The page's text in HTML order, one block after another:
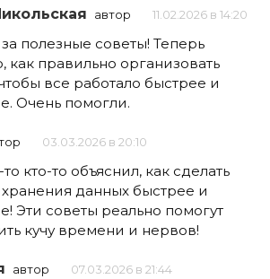
автор 11.02.2026 в 14:20
полезные советы! Теперь
как правильно организовать
все работало быстрее и
Очень помогли.
03.03.2026 в 20:10
кто-то объяснил, как сделать
данных быстрее и
Эти советы реально помогут
кучу времени и нервов!
автор 07.03.2026 в 21:44